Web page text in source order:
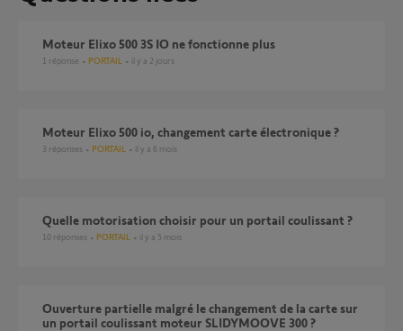
Moteur Elixo 500 3S IO ne fonctionne plus
1 réponse PORTAIL il y a 2 jours
Moteur Elixo 500 io, changement carte électronique ?
3 réponses PORTAIL il y a 6 mois
Quelle motorisation choisir pour un portail coulissant ?
10 réponses PORTAIL il y a 5 mois
Ouverture partielle malgré le changement de la carte sur
un portail coulissant moteur SLIDYMOOVE 300 ?